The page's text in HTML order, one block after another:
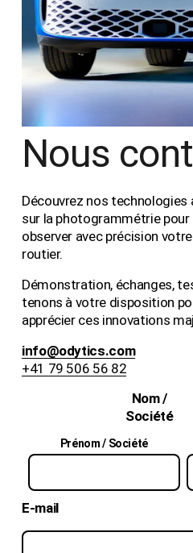
Nous
Découvrez nos technologies
sur la photogrammétrie pour
observer avec précision
routier.
Démonstration, échanges,
tenons à votre disposition
apprécier ces innovations
info@odytics.com
+41 79 506 56 82
Nom /
Société
Prénom / Société
E-mail